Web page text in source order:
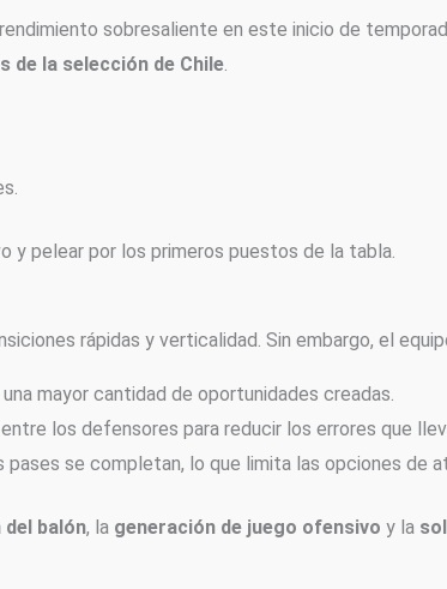
sobresaliente en este inicio de
de la selección de Chile.
y pelear por los primeros puestos de la tabla.
rápidas y verticalidad. Sin embargo, el
mayor cantidad de oportunidades creadas.
los defensores para reducir los errores que
se completan, lo que limita las opciones de
balón, la generación de juego ofensivo y la